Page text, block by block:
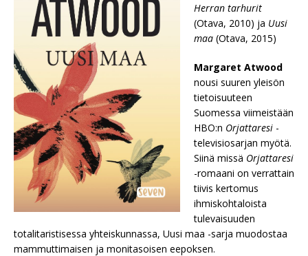
Herran tarhurit
(Otava, 2010) ja Uusi
maa (Otava, 2015)
Margaret Atwood
nousi suuren yleisön
tietoisuuteen
Suomessa viimeistään
HBO:n Orjattaresi -
televisiosarjan myötä.
Siinä missä Orjattaresi
-romaani on verrattain
tiivis kertomus
ihmiskohtaloista
tulevaisuuden
totalitaristisessa yhteiskunnassa, Uusi maa -sarja muodostaa
mammuttimaisen ja monitasoisen eepoksen.